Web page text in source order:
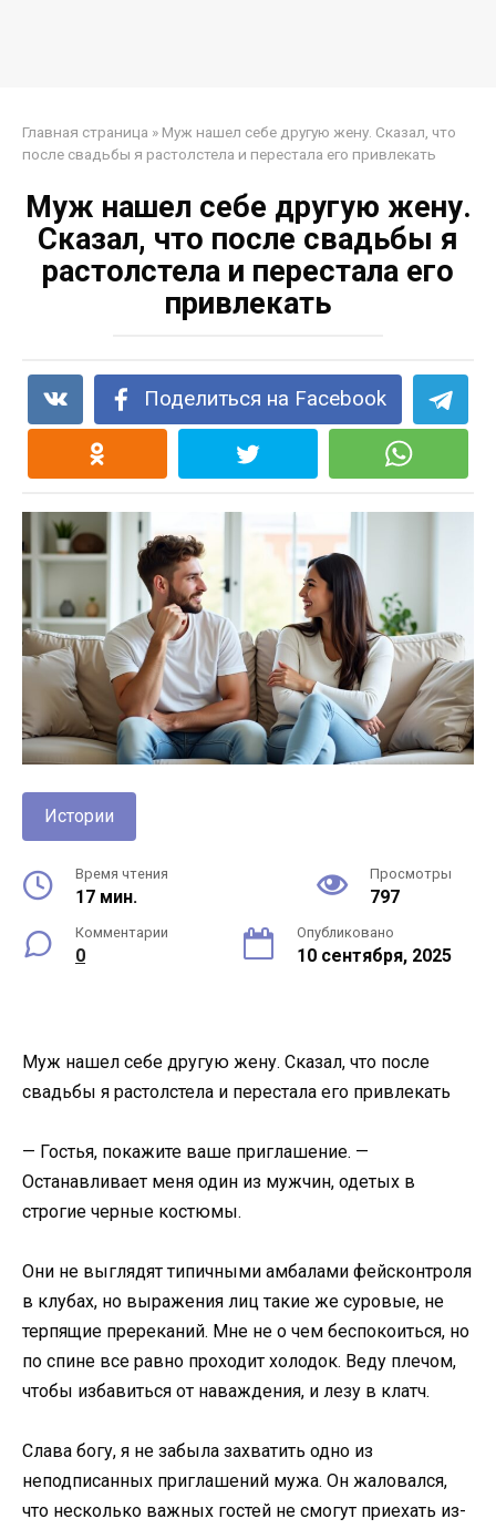
Главная страница » Муж нашел себе другую жену. Сказал, что
после свадьбы я растолстела и перестала его привлекать
Муж нашел себе другую жену.
Сказал, что после свадьбы я
растолстела и перестала его
привлекать
Поделиться на Facebook
Истории
Время чтения
17 мин.
Просмотры
797
Комментарии
0
Опубликовано
10 сентября, 2025
Муж нашел себе другую жену. Сказал, что после
свадьбы я растолстела и перестала его привлекать
— Гостья, покажите ваше приглашение. —
Останавливает меня один из мужчин, одетых в
строгие черные костюмы.
Они не выглядят типичными амбалами фейсконтроля
в клубах, но выражения лиц такие же суровые, не
терпящие пререканий. Мне не о чем беспокоиться, но
по спине все равно проходит холодок. Веду плечом,
чтобы избавиться от наваждения, и лезу в клатч.
Слава богу, я не забыла захватить одно из
неподписанных приглашений мужа. Он жаловался,
что несколько важных гостей не смогут приехать из-